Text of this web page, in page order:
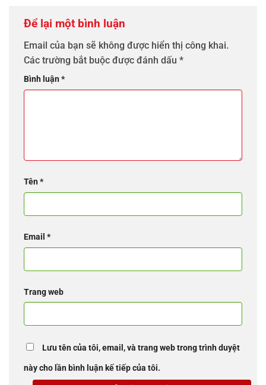
Để lại một bình luận
Email của bạn sẽ không được hiển thị công khai.
Các trường bắt buộc được đánh dấu *
Bình luận*
Tên*
Email *
Trang web
Lưu tên của tôi, email, và trang web trong trình duyệt
này cho lần bình luận kế tiếp của tôi.